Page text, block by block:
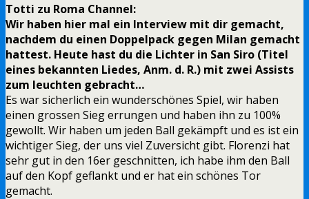
Totti zu Roma Channel:
Wir haben hier mal ein Interview mit dir gemacht,
nachdem du einen Doppelpack gegen Milan gemacht
hattest. Heute hast du die Lichter in San Siro (Titel
eines bekannten Liedes, Anm. d. R.) mit zwei Assists
zum leuchten gebracht…
Es war sicherlich ein wunderschönes Spiel, wir haben
einen grossen Sieg errungen und haben ihn zu 100%
gewollt. Wir haben um jeden Ball gekämpft und es ist ein
wichtiger Sieg, der uns viel Zuversicht gibt. Florenzi hat
sehr gut in den 16er geschnitten, ich habe ihm den Ball
auf den Kopf geflankt und er hat ein schönes Tor
gemacht.